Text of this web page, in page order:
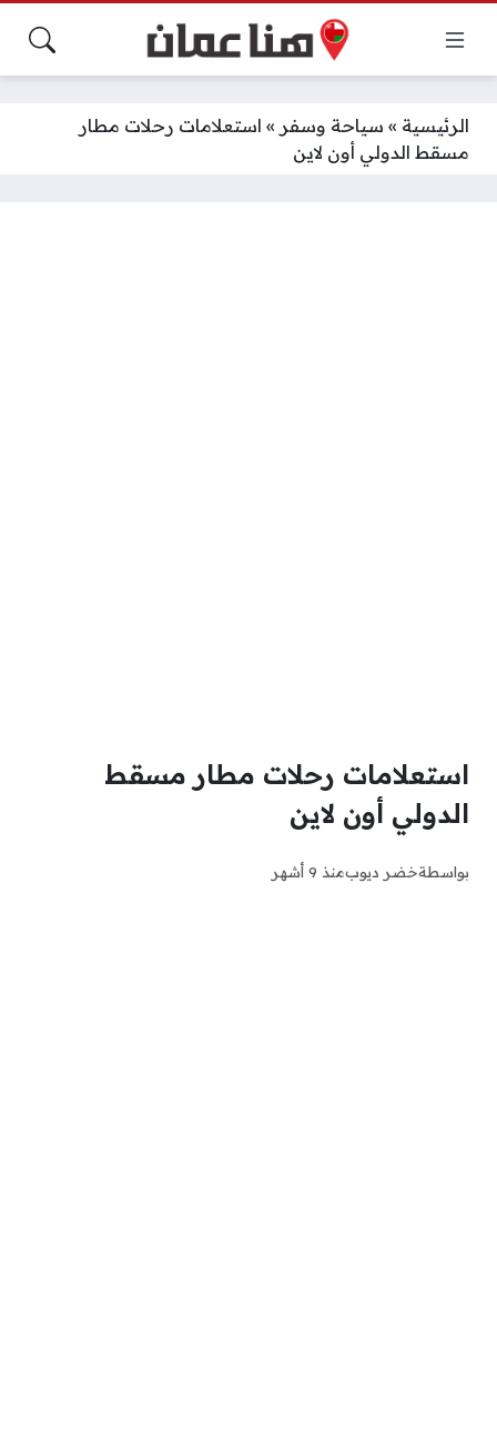
الرئيسية » سياحة وسفر » استعلامات رحلات مطار
مسقط الدولي أون لاين
استعلامات رحلات مطار مسقط
الدولي أون لاين
بواسطةخضر ديوبمنذ 9 أشهر